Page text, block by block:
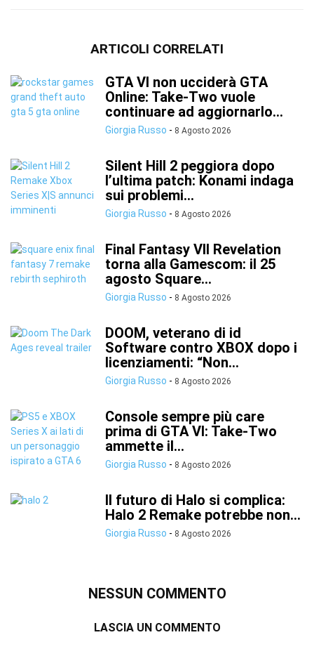
ARTICOLI CORRELATI
GTA VI non ucciderà GTA
Online: Take-Two vuole
continuare ad aggiornarlo...
Giorgia Russo - 8 Agosto 2026
Silent Hill 2 peggiora dopo
l’ultima patch: Konami indaga
sui problemi...
Giorgia Russo - 8 Agosto 2026
Final Fantasy VII Revelation
torna alla Gamescom: il 25
agosto Square...
Giorgia Russo - 8 Agosto 2026
DOOM, veterano di id
Software contro XBOX dopo i
licenziamenti: “Non...
Giorgia Russo - 8 Agosto 2026
Console sempre più care
prima di GTA VI: Take-Two
ammette il...
Giorgia Russo - 8 Agosto 2026
Il futuro di Halo si complica:
Halo 2 Remake potrebbe non...
Giorgia Russo - 8 Agosto 2026
NESSUN COMMENTO
LASCIA UN COMMENTO